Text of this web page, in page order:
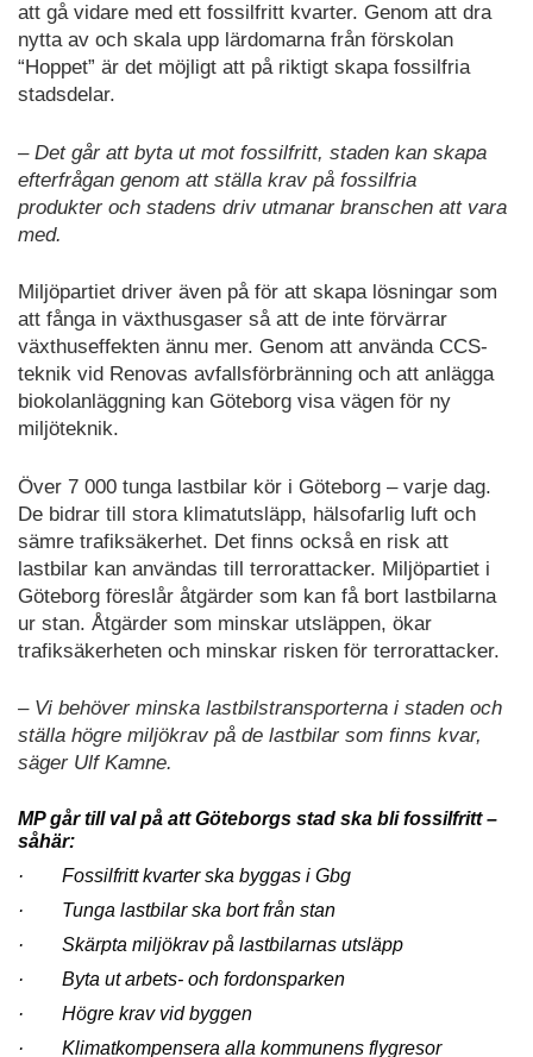
att gå vidare med ett fossilfritt kvarter. Genom att dra
nytta av och skala upp lärdomarna från förskolan
“Hoppet” är det möjligt att på riktigt skapa fossilfria
stadsdelar.
– Det går att byta ut mot fossilfritt, staden kan skapa
efterfrågan genom att ställa krav på fossilfria
produkter och stadens driv utmanar branschen att vara
med.
Miljöpartiet driver även på för att skapa lösningar som
att fånga in växthusgaser så att de inte förvärrar
växthuseffekten ännu mer. Genom att använda CCS-
teknik vid Renovas avfallsförbränning och att anlägga
biokolanläggning kan Göteborg visa vägen för ny
miljöteknik.
Över 7 000 tunga lastbilar kör i Göteborg – varje dag.
De bidrar till stora klimatutsläpp, hälsofarlig luft och
sämre trafiksäkerhet. Det finns också en risk att
lastbilar kan användas till terrorattacker. Miljöpartiet i
Göteborg föreslår åtgärder som kan få bort lastbilarna
ur stan. Åtgärder som minskar utsläppen, ökar
trafiksäkerheten och minskar risken för terrorattacker.
– Vi behöver minska lastbilstransporterna i staden och
ställa högre miljökrav på de lastbilar som finns kvar,
säger Ulf Kamne.
MP går till val på att Göteborgs stad ska bli fossilfritt –
såhär:
· Fossilfritt kvarter ska byggas i Gbg
· Tunga lastbilar ska bort från stan
· Skärpta miljökrav på lastbilarnas utsläpp
· Byta ut arbets- och fordonsparken
· Högre krav vid byggen
· Klimatkompensera alla kommunens flygresor